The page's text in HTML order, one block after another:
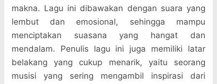
makna. Lagu ini dibawakan dengan suara yang
lembut dan emosional, sehingga mampu
menciptakan suasana yang hangat dan
mendalam. Penulis lagu ini juga memiliki latar
belakang yang cukup menarik, yaitu seorang
musisi yang sering mengambil inspirasi dari